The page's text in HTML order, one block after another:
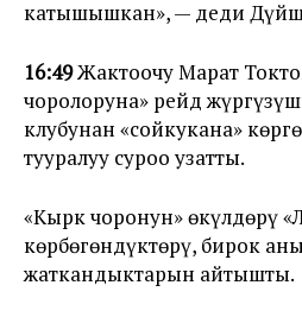
катышышкан», — деди
16:49Жактоочу Марат
чоролоруна» рейд
клубунан «сойкукана»
тууралуу суроо узатты.
«Кырк чоронун» өкүлдөрү
көрбөгөндүктөрү, бирок
жаткандыктарын айтышты.